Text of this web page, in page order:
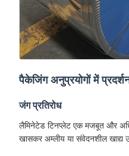
पैकेजिंग अनुप्रयोगों में
जंग प्रतिरोध
लैमिनेटेड टिनप्लेट एक मजबूत और
खासकर अम्लीय या संवेदनशील खाद्य